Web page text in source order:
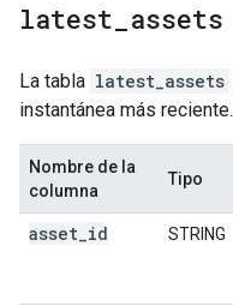
latest assets
La tabla latest_assets
instantánea más reciente.
Nombre de la
columna
Tipo
asset id STRING